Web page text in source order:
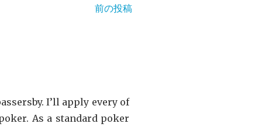
前の投稿
I’ll apply every of
As a standard poker